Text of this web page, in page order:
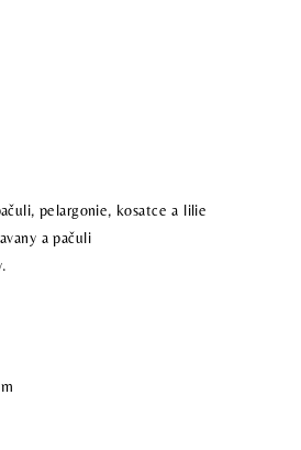
pelargonie, kosatce a lilie
a pačuli